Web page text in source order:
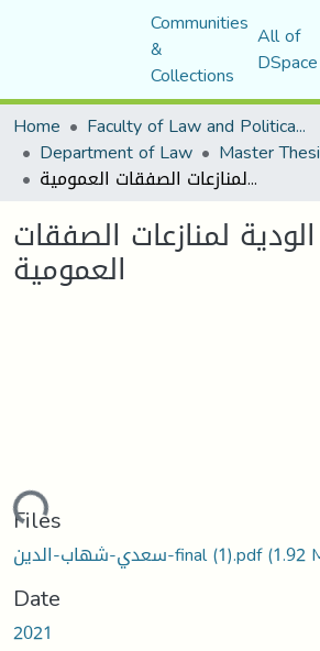
Communities
&
Collections
All of
DSpace
Home
Faculty of Law and Political Science
Department of Law Master
التسوية الودية لمنازعات الصفقات العمومية
لمنازعات الصفقات
العمومية
Files
سعدي-شهاب-الدين-final (1).pdf(1.92
Date
2021